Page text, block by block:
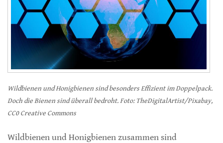
Wildbienen und Honigbienen sind besonders Effizient im Doppelpack.
Doch die Bienen sind überall bedroht. Foto: TheDigitalArtist/Pixabay,
CC0 Creative Commons
Wildbienen und Honigbienen zusammen sind